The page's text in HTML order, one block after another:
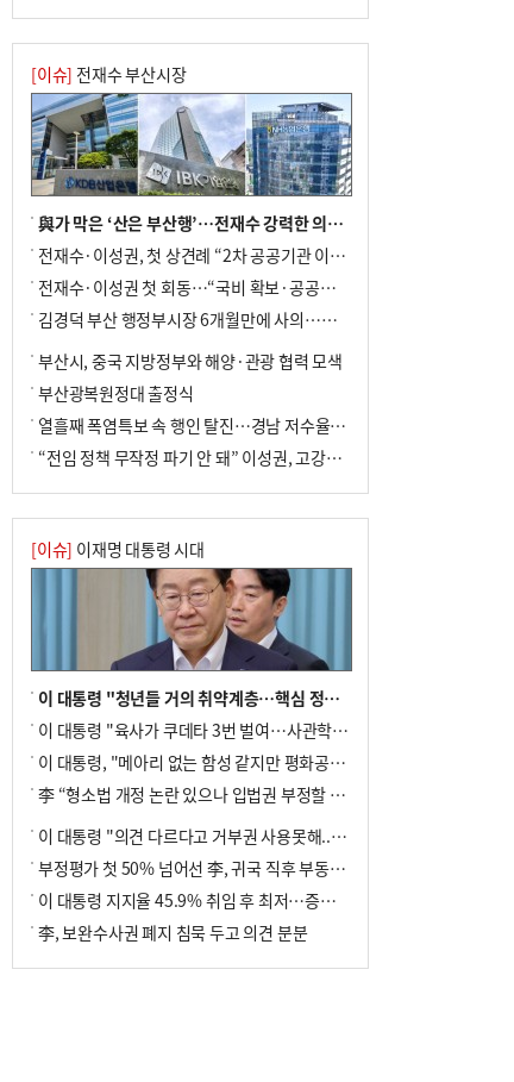
10 부산 청소년 극지탐험대 8인, 열흘간 북극
구석구석 누빈다
[이슈] 전재수 부산시장
與가 막은 ‘산은 부산행’…전재수 강력한 의지 표명 없인 공염불
전재수·이성권, 첫 상견례 “2차 공공기관 이전 초당 협력”(종합)
전재수·이성권 첫 회동…“국비 확보·공공기관 이전 협력”
김경덕 부산 행정부시장 6개월만에 사의…후임 인선 촉각
부산시, 중국 지방정부와 해양·관광 협력 모색
부산광복원정대 출정식
열흘째 폭염특보 속 행인 탈진…경남 저수율 평년의 절반
“전임 정책 무작정 파기 안 돼” 이성권, 고강도 ‘전재수 견제’ 예고
[이슈] 이재명 대통령 시대
이 대통령 "청년들 거의 취약계층…핵심 정책 재편""
이 대통령 "육사가 쿠데타 3번 벌여…사관학교 통합 신속히 추진"
이 대통령, "메아리 없는 함성 같지만 평화공존책 계속해야"
李 “형소법 개정 논란 있으나 입법권 부정할 만큼은 아냐”(종합)
이 대통령 "의견 다르다고 거부권 사용못해.. 입법권 부정할 상황이라 보기 어려워"
부정평가 첫 50% 넘어선 李, 귀국 직후 부동산·증시 점검(종합)
이 대통령 지지율 45.9% 취임 후 최저…증시 폭락·연임 개헌 논란 영향
李, 보완수사권 폐지 침묵 두고 의견 분분